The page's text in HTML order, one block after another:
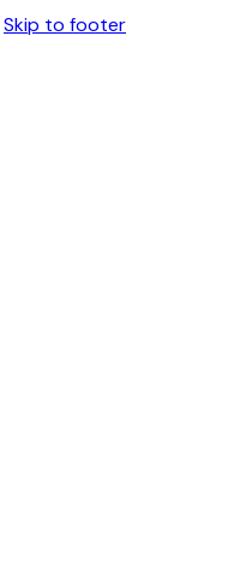
Skip to footer